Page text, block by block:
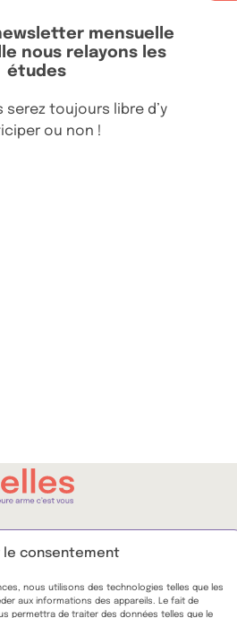
le consentement
nous utilisons des technologies telles que les
aux informations des appareils. Le fait de
permettra de traiter des données telles que le
mensuelle
nous relayons les
études
serez toujours libre d’y
ou non !